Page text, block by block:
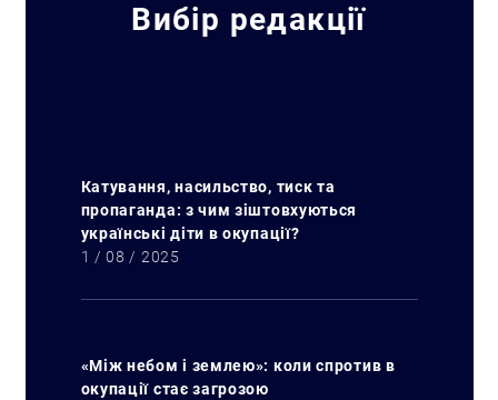
Вибір редакції
Катування, насильство, тиск та
пропаганда: з чим зіштовхуються
українські діти в окупації?
1 / 08 / 2025
«Між небом і землею»: коли спротив в
окупації стає загрозою